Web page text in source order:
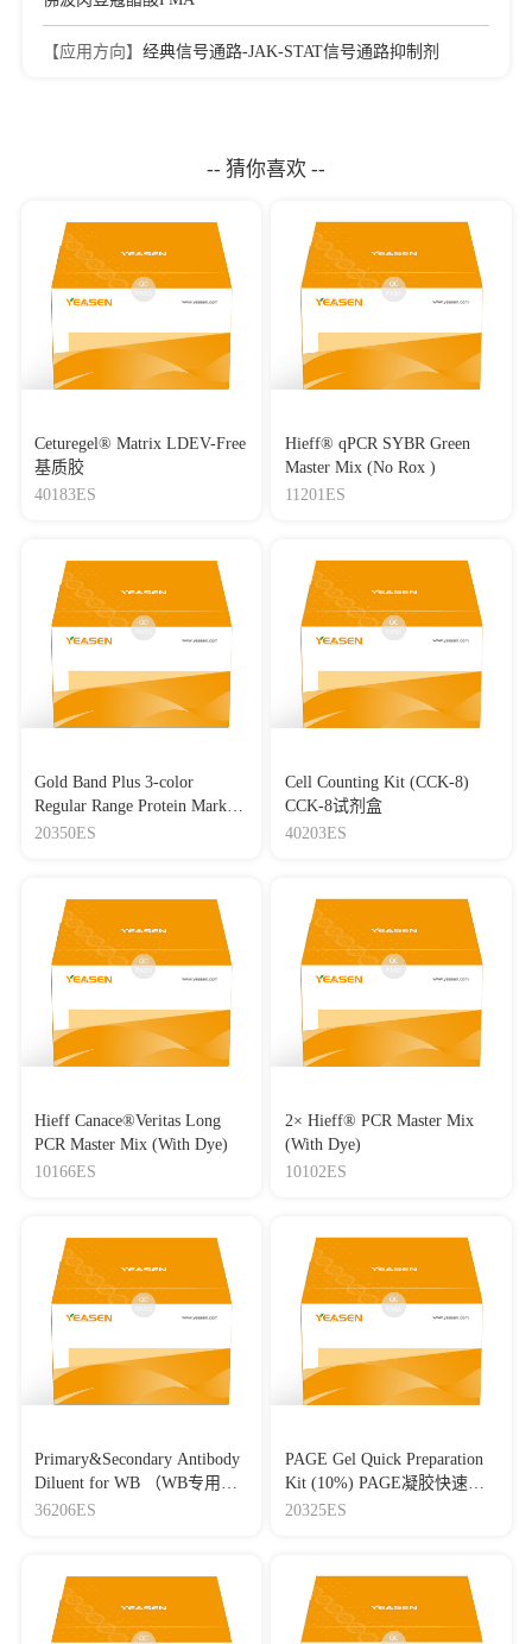
【应用方向】 经典信号通路-JAK-STAT信号通路抑制剂
-- 猜你喜欢 --
Ceturegel® Matrix LDEV-Free
基质胶
40183ES
Hieff® qPCR SYBR Green
Master Mix (No Rox )
11201ES
Gold Band Plus 3-color
Regular Range Protein Marker
(8-180 kDa) 三色预染蛋白质
20350ES
Cell Counting Kit (CCK-8)
CCK-8试剂盒
40203ES
Hieff Canace®Veritas Long
PCR Master Mix (With Dye)
10166ES
2× Hieff® PCR Master Mix
(With Dye)
10102ES
Primary&Secondary Antibody
Diluent for WB （WB专用一
抗二抗稀释液）
36206ES
PAGE Gel Quick Preparation
Kit (10%) PAGE凝胶快速制
备试剂盒（10%）
20325ES